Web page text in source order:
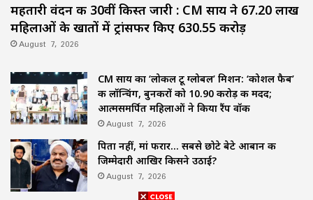
महतारी वंदन की 30वीं किस्त जारी : CM साय ने 67.20 लाख
महिलाओं के खातों में ट्रांसफर किए ₹630.55 करोड़
August 7, 2026
CM साय का ‘लोकल टू ग्लोबल’ मिशन: ‘कोशल फैब’
की लॉन्चिंग, बुनकरों को 10.90 करोड़ की मदद;
आत्मसमर्पित महिलाओं ने किया रैंप वॉक
August 7, 2026
पिता नहीं, मां फरार… सबसे छोटे बेटे आबान की
जिम्मेदारी आखिर किसने उठाई?
August 7, 2026